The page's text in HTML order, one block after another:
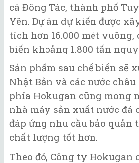
cá Đông Tác, thành phố
Yên. Dự án dự kiến được
tích hơn 16.000 mét vuông,
biến khoảng 1.800 tấn
Sản phẩm sau chế biến sẽ
Nhật Bản và các nước
phía Hokugan cũng mong
nhà máy sản xuất nước đá
đáp ứng nhu cầu bảo quản
chất lượng tốt hơn.
Theo đó, Công ty Hokugan